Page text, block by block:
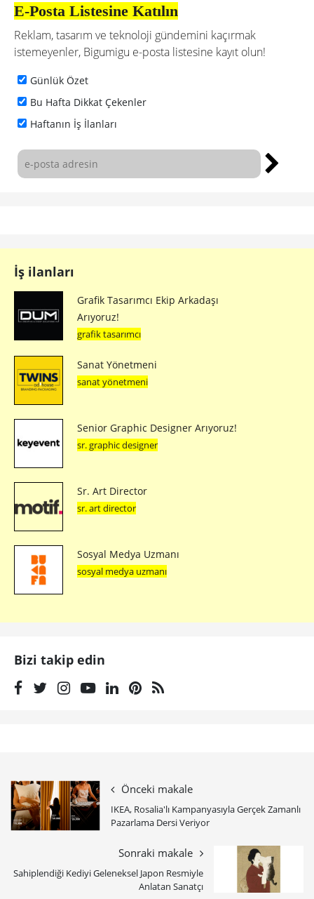
E-Posta Listesine Katılın
Reklam, tasarım ve teknoloji gündemini kaçırmak
istemeyenler, Bigumigu e-posta listesine kayıt olun!
Günlük Özet
Bu Hafta Dikkat Çekenler
Haftanın İş İlanları
İş ilanları
Grafik Tasarımcı Ekip Arkadaşı
Arıyoruz!
grafik tasarımcı
Sanat Yönetmeni
sanat yönetmeni
Senior Graphic Designer Arıyoruz!
sr. graphic designer
Sr. Art Director
sr. art director
Sosyal Medya Uzmanı
sosyal medya uzmanı
Bizi takip edin
Önceki makale
IKEA, Rosalia'lı Kampanyasıyla Gerçek Zamanlı
Pazarlama Dersi Veriyor
Sonraki makale
Sahiplendiği Kediyi Geleneksel Japon Resmiyle
Anlatan Sanatçı